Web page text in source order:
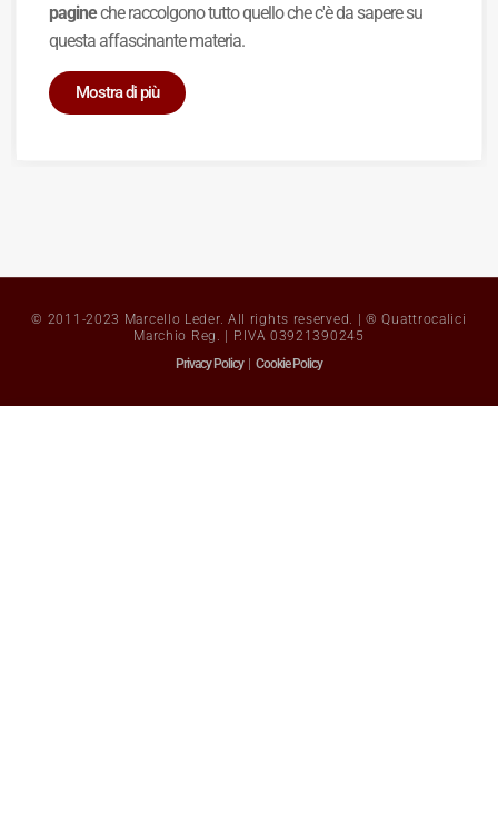
pagineche raccolgono tutto quello che c'è da sapere su
questa affascinante materia.
Mostra di più
© 2011-2023 Marcello Leder. All rights reserved. | ® Quattrocalici
Marchio Reg. | P.IVA 03921390245
Privacy Policy|Cookie Policy